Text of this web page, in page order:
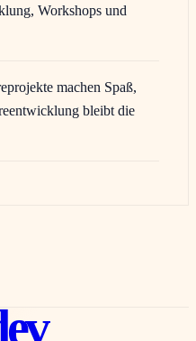
Workshops und
machen Spaß,
bleibt die